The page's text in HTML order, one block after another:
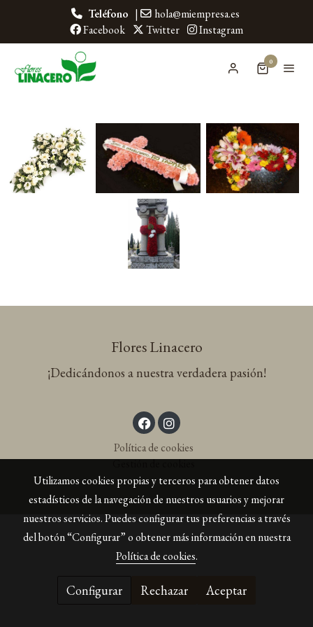
Teléfono |
hola@miempresa.es
Facebook
Twitter Instagram
0
Flores Linacero
¡Dedicándonos a nuestra verdadera pasión!
Política de cookies
Gestión de cookies
Utilizamos cookies propias y terceros para obtener datos
estadísticos de la navegación de nuestros usuarios y mejorar
nuestros servicios. Puedes configurar tus preferencias a través
del botón “Configurar” o obtener más información en nuestra
Política de cookies.
Configurar Rechazar Aceptar